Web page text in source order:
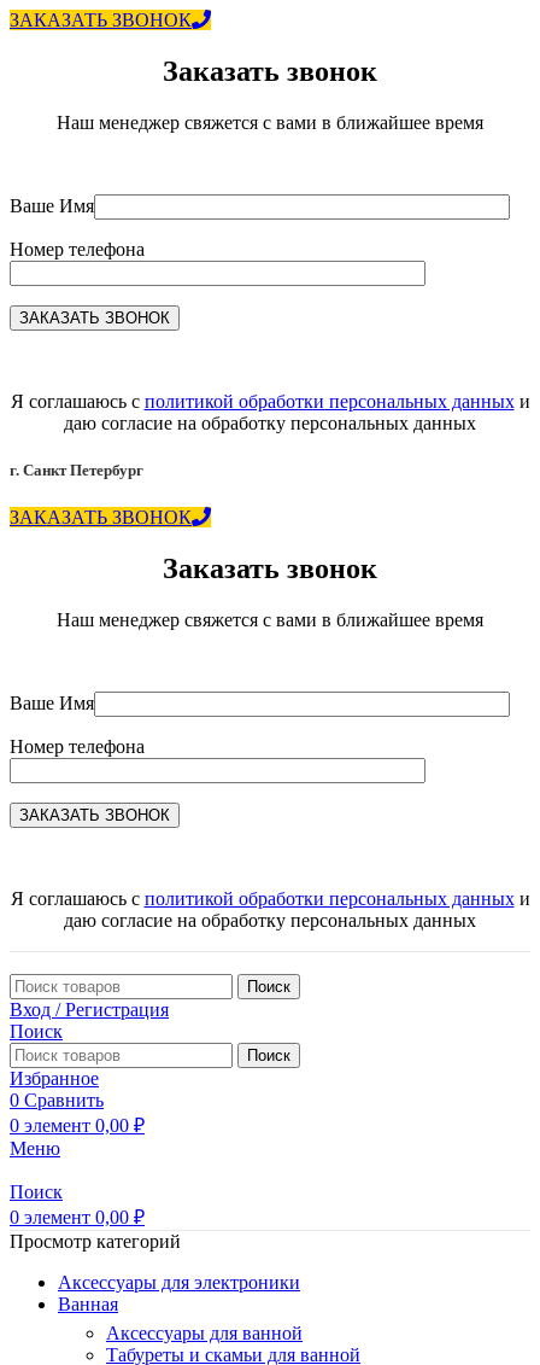
ЗАКАЗАТЬ ЗВОНОК
Заказать звонок
Наш менеджер свяжется с вами в ближайшее время
Ваше Имя
Номер телефона
Я соглашаюсь с политикой обработки персональных данныхи
даю согласие на обработку персональных данных
г. Санкт Петербург
ЗАКАЗАТЬ ЗВОНОК
Заказать звонок
Наш менеджер свяжется с вами в ближайшее время
Ваше Имя
Номер телефона
Я соглашаюсь с политикой обработки персональных данныхи
даю согласие на обработку персональных данных
Поиск
Вход / Регистрация
Поиск
Поиск
Избранное
0 Сравнить
0 элемент 0,00 ₽
Меню
Поиск
0 элемент 0,00 ₽
Просмотр категорий
Аксессуары для электроники
Ванная
Аксессуары для ванной
Табуреты и скамьи для ванной